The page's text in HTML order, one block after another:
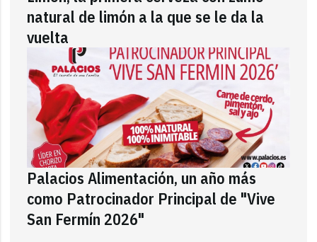
natural de limón a la que se le da la
vuelta
Palacios Alimentación, un año más
como Patrocinador Principal de "Vive
San Fermín 2026"